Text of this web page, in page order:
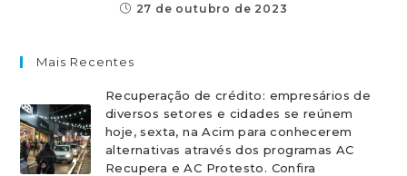
27 de outubro de 2023
Mais Recentes
Recuperação de crédito: empresários de
diversos setores e cidades se reúnem
hoje, sexta, na Acim para conhecerem
alternativas através dos programas AC
Recupera e AC Protesto. Confira